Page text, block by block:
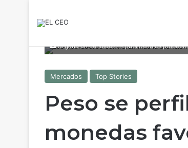
Si gana un candidato republicano es
Mercados Top Stories
Peso se
monedas